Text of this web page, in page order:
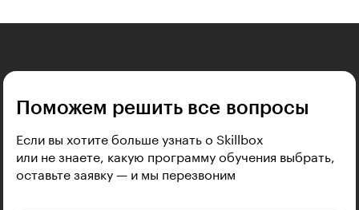
Поможем решить все вопросы
Если вы хотите больше узнать о Skillbox
или не знаете, какую программу обучения выбрать,
оставьте заявку — и мы перезвоним